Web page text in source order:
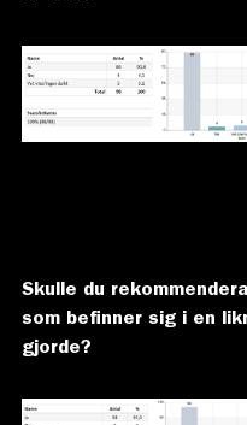
Skulle du
som befinner sig i en
gjorde?